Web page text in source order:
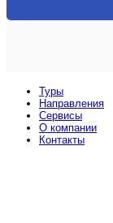
Туры
Направления
Сервисы
O компании
Контакты